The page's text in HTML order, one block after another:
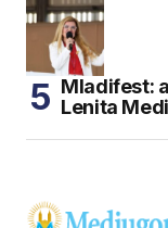
Mladifest:
Lenita